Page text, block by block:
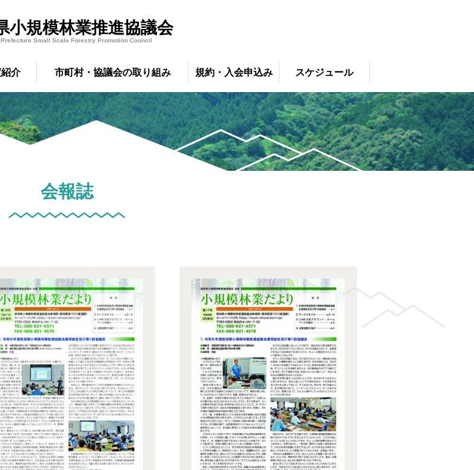
小規模林業推進協議会
Small Scale Forestry Promotion Council
介 市町村・協議会の取り組み 規約・入会申込み スケジュール
会報誌